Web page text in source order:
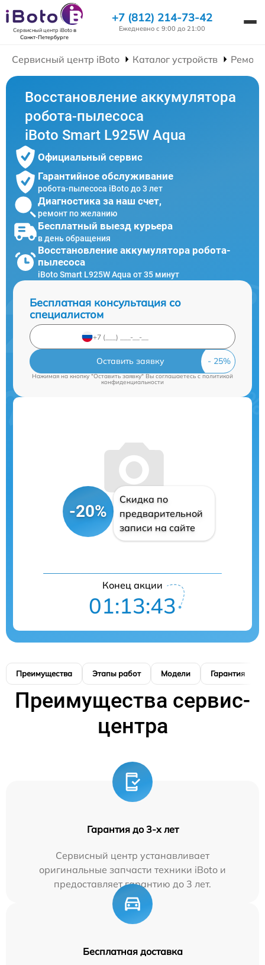
Сервисный центр iBotoв
Санкт-Петербурге
+7 (812) 214-73-42
Ежедневно с 9:00 до 21:00
Сервисный центр iBoto Каталог устройств
Восстановление аккумулятора
робота-пылесоса
iBoto Smart L925W Aqua
Официальный сервис
Гарантийное обслуживание
робота-пылесоса iBoto до 3 лет
Диагностика за наш счет,
ремонт по желанию
Бесплатный выезд курьера
в день обращения
Восстановление аккумулятора робота-
пылесоса
iBoto Smart L925W Aqua от 35 минут
Бесплатная консультация со
специалистом
Оставить заявку
Нажимая на кнопку "Оставить заявку" Вы соглашаетесь c политикой
конфиденциальности
-20%
Скидка по
предварительной
записи на сайте
Конец акции
01:13:42
Преимущества Этапы работ Модели Гарантия
Преимущества сервис-
центра
Гарантия до 3-х лет
Сервисный центр устанавливает
оригинальные запчасти техники iBoto и
предоставляет гарантию до 3 лет.
Бесплатная доставка